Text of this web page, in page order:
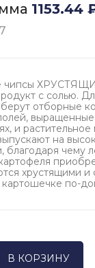
1153.44
чипсы
с солью.
отборные
выращенные
и
на
благодаря чему
хрустящими и
картошечке по-
В КОРЗИНУ